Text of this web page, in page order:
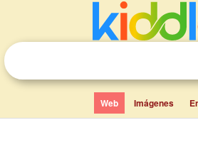
Web Imágenes